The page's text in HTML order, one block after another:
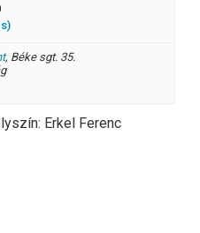
, Béke sgt. 35.
Erkel Ferenc